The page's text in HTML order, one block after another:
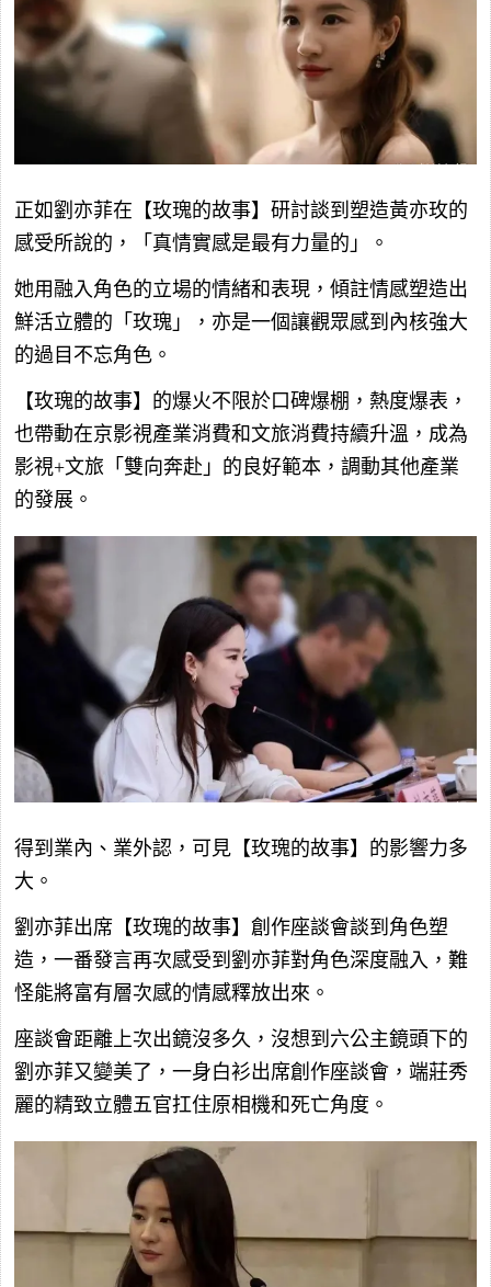
正如劉亦菲在【玫瑰的故事】研討談到塑造黃亦玫的
感受所說的，「真情實感是最有力量的」。
她用融入角色的立場的情緒和表現，傾註情感塑造出
鮮活立體的「玫瑰」，亦是一個讓觀眾感到內核強大
的過目不忘角色。
【玫瑰的故事】的爆火不限於口碑爆棚，熱度爆表，
也帶動在京影視產業消費和文旅消費持續升溫，成為
影視+文旅「雙向奔赴」的良好範本，調動其他產業
的發展。
得到業內、業外認，可見【玫瑰的故事】的影響力多
大。
劉亦菲出席【玫瑰的故事】創作座談會談到角色塑
造，一番發言再次感受到劉亦菲對角色深度融入，難
怪能將富有層次感的情感釋放出來。
座談會距離上次出鏡沒多久，沒想到六公主鏡頭下的
劉亦菲又變美了，一身白衫出席創作座談會，端莊秀
麗的精致立體五官扛住原相機和死亡角度。